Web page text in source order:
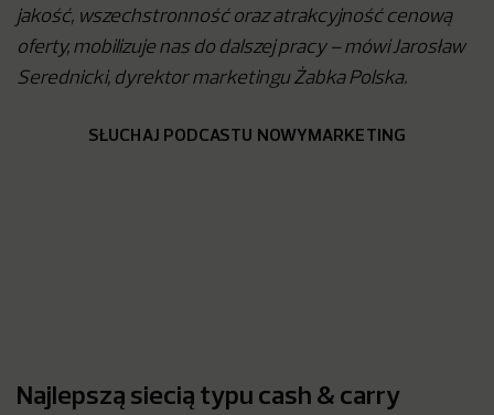
jakość, wszechstronność oraz atrakcyjność cenową
oferty, mobilizuje nas do dalszej pracy – mówi Jarosław
Serednicki, dyrektor marketingu Żabka Polska.
SŁUCHAJ PODCASTU NOWYMARKETING
Najlepszą siecią typu cash & carry